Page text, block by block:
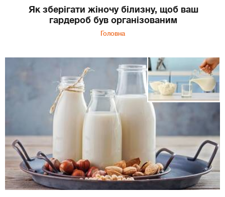
Як зберігати жіночу білизну, щоб ваш
гардероб був організованим
Головна